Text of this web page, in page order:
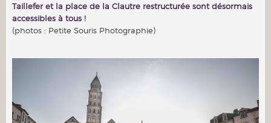
Taillefer et la place de la Clautre restructurée sont désormais
accessibles à tous !
(photos : Petite Souris Photographie)